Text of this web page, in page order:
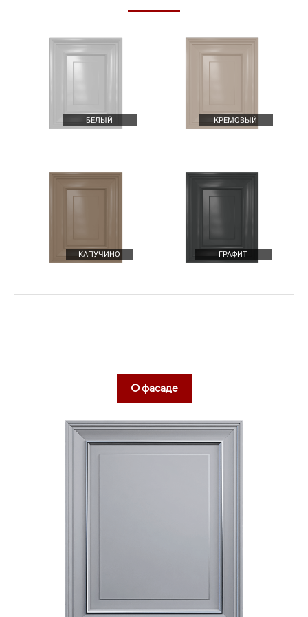
БЕЛЫЙ КРЕМОВЫЙ
КАПУЧИНО ГРАФИТ
МАГИЧЕСКИЕ УГОЛКИ НА КУХНЕ Подробнее
ШКАФ ДЛЯ ЗАПАСОВ (SPACE TOWER)
О фасаде